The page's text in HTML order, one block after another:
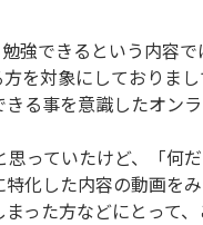
強できるという内容
を対象にしておりま
る事を意識したオン
っていたけど、「何
特化した内容の動画を
った方などにとって